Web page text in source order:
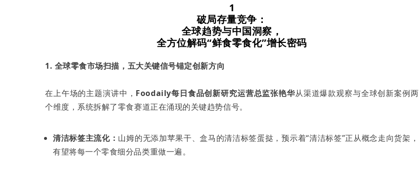
1
破局存量竞争：
全球趋势与中国洞察，
全方位解码“鲜食零食化”增长密码
1. 全球零食市场扫描，五大关键信号锚定创新方向
在上午场的主题演讲中， Foodaily每日食品创新研究运营总监张艳华从渠道爆款观察与全球创新案例两
个维度，系统拆解了零食赛道正在涌现的关键趋势信号。
清洁标签主流化： 山姆的无添加苹果干、盒马的清洁标签蛋挞，预示着“清洁标签”正从概念走向货架，
有望将每一个零食细分品类重做一遍。